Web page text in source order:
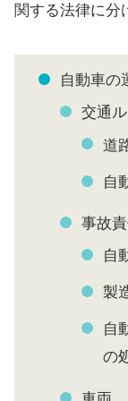
関する法律に分
自動車の
交通
道
自
事故
自
製
自
の